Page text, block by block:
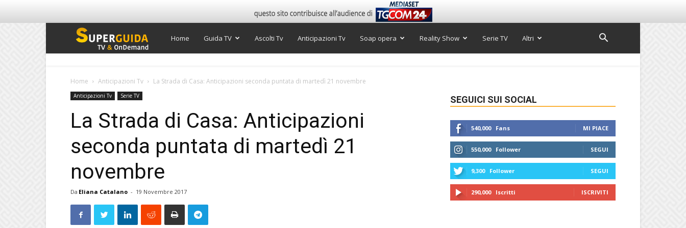
Super
Home Guida TV Ascolti Tv Anticipazioni Tv Soap opera Reality Show Serie TV Altri
Home Anticipazioni Tv La Strada di Casa: Anticipazioni seconda puntata di martedì 21 novembre
Anticipazioni Tv Serie TV
La Strada di Casa: Anticipazioni
seconda puntata di martedì 21
novembre
Da Eliana Catalano - 19 Novembre 2017
SEGUICI SUI SOCIAL
540,000 Fans MI PIACE
550,000 Follower SEGUI
9,300 Follower SEGUI
290,000 Iscritti ISCRIVITI